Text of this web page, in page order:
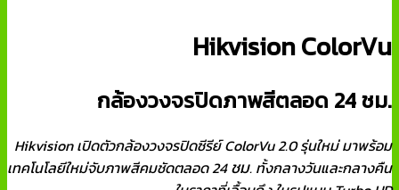
Hikvision ColorVu
กล้องวงจรปิดภาพสีตลอด 24 ชม.
Hikvision เปิดตัวกล้องวงจรปิดซีรีย์ ColorVu 2.0 รุ่นใหม่ มาพร้อม
เทคโนโลยีใหม่จับภาพสีคมชัดตลอด 24ชม. ทั้งกลางวันและกลางคืน